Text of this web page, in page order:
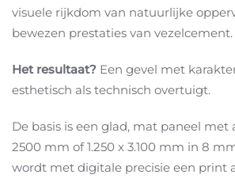
visuele rijkdom van natuurlijke
bewezen prestaties van vezelcement.
Het resultaat? Een gevel met
esthetisch als technisch overtuigt.
De basis is een glad, mat paneel met
2500 mm of 1.250 x 3.100 mm in 8
wordt met digitale precisie een print